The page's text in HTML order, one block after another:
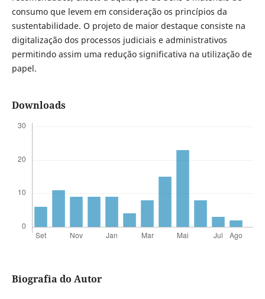
consumo que levem em consideração os princípios da
sustentabilidade. O projeto de maior destaque consiste na
digitalização dos processos judiciais e administrativos
permitindo assim uma redução significativa na utilização de
papel.
Downloads
Biografia do Autor